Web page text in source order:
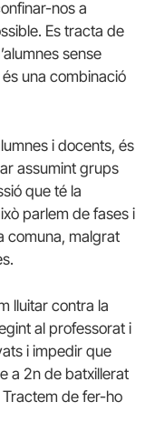
nos a
Es tracta de
sense
una combinació
i docents, és
assumint grups
que té la
parlem de fases i
comuna, malgrat
lluitar contra la
al professorat i
i impedir que
a 2n de batxillerat
Tractem de fer-ho